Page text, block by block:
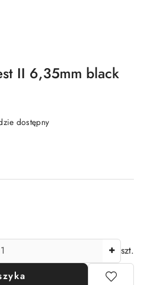
II 6,35mm black
dostępny
szt.